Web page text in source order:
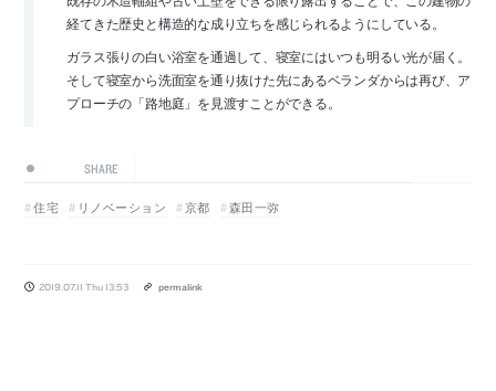
経てきた歴史と構造的な成り立ちを感じられるようにしている。
ガラス張りの白い浴室を通過して、寝室にはいつも明るい光が届く。
そして寝室から洗面室を通り抜けた先にあるベランダからは再び、ア
プローチの「路地庭」を見渡すことができる。
SHARE
住宅 リノベーション 京都 森田一弥
2019.07.11 Thu 13:53 permalink